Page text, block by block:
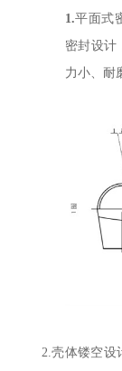
1.平面式
密封设计
力小、耐
2. 壳体镂空设